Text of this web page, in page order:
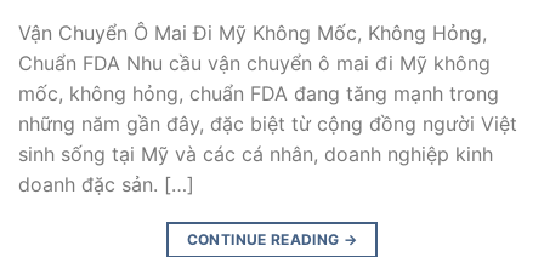
Vận Chuyển Ô Mai Đi Mỹ Không Mốc, Không Hỏng,
Chuẩn FDA Nhu cầu vận chuyển ô mai đi Mỹ không
mốc, không hỏng, chuẩn FDA đang tăng mạnh trong
những năm gần đây, đặc biệt từ cộng đồng người Việt
sinh sống tại Mỹ và các cá nhân, doanh nghiệp kinh
doanh đặc sản. […]
CONTINUE READING →